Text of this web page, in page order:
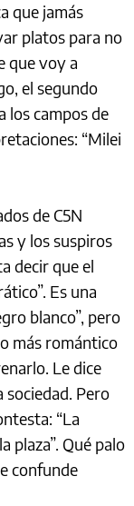
que jamás
platos para no
que voy a
el segundo
los campos de
“Milei
de C5N
y los suspiros
decir que el
Es una
blanco”, pero
más romántico
Le dice
sociedad. Pero
“La
plaza”. Qué palo
confunde